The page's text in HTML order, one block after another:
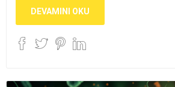
DEVAMINI OKU